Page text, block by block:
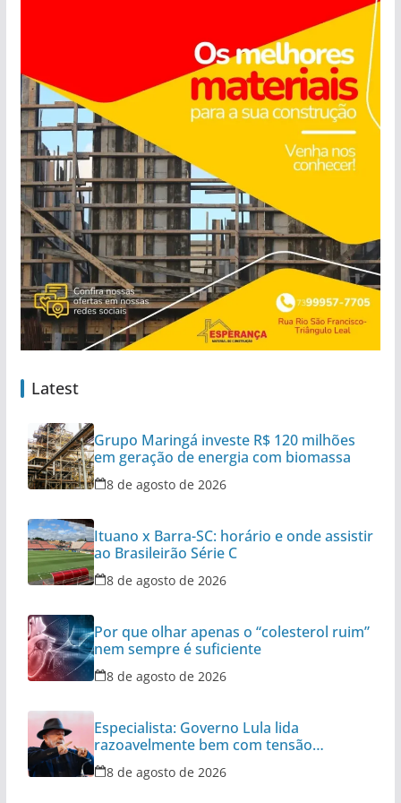
Latest
Grupo Maringá investe R$ 120 milhões
em geração de energia com biomassa
8 de agosto de 2026
Ituano x Barra-SC: horário e onde assistir
ao Brasileirão Série C
8 de agosto de 2026
Por que olhar apenas o “colesterol ruim”
nem sempre é suficiente
8 de agosto de 2026
Especialista: Governo Lula lida
razoavelmente bem com tensão
diplomática
8 de agosto de 2026